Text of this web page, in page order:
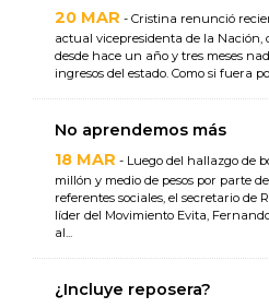
20 MAR - Cristina renunció
actual vicepresidenta de la Nación,
desde hace un año y tres meses
ingresos del estado. Como si fuera
No aprendemos más
18 MAR - Luego del hallazgo de
millón y medio de pesos por parte
referentes sociales, el secretario de
líder del Movimiento Evita,
al...
¿Incluye reposera?